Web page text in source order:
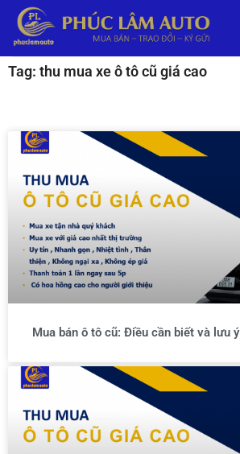
Tag: thu mua xe ô tô cũ giá cao
Mua bán ô tô cũ: Điều cần biết và lưu ý